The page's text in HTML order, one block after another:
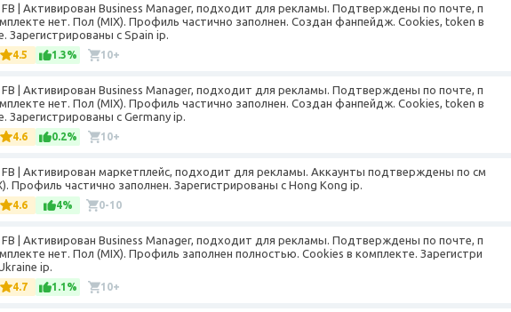
| Активирован Business Manager, подходит для рекламы. Подтверждены по почте, п
нет. Пол (MIX). Профиль частично заполнен. Создан фанпейдж. Cookies, token в
Зарегистрированы с Spain ip.
4.5 1.3% 10+
| Активирован Business Manager, подходит для рекламы. Подтверждены по почте, п
нет. Пол (MIX). Профиль частично заполнен. Создан фанпейдж. Cookies, token в
Зарегистрированы с Germany ip.
4.6 0.2% 10+
| Активирован маркетплейс, подходит для рекламы. Аккаунты подтверждены по см
Профиль частично заполнен. Зарегистрированы с Hong Kong ip.
4.6 4% 0-10
| Активирован Business Manager, подходит для рекламы. Подтверждены по почте, п
нет. Пол (MIX). Профиль заполнен полностью. Cookies в комплекте. Зарегистри
ip.
4.7 1.1% 10+